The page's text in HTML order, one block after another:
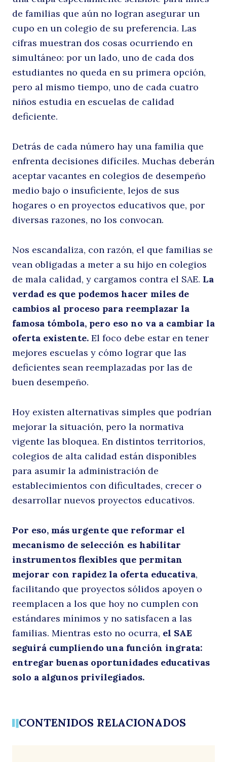
el
Buscar
de familias que aún no logran asegurar un
cupo en un colegio de su preferencia. Las
cifras muestran dos cosas ocurriendo en
simultáneo: por un lado, uno de cada dos
estudiantes no queda en su primera opción,
pero al mismo tiempo, uno de cada cuatro
niños estudia en escuelas de calidad
deficiente.
Detrás de cada número hay una familia que
enfrenta decisiones difíciles. Muchas deberán
aceptar vacantes en colegios de desempeño
medio bajo o insuficiente, lejos de sus
hogares o en proyectos educativos que, por
diversas razones, no los convocan.
Nos escandaliza, con razón, el que familias se
vean obligadas a meter a su hijo en colegios
de mala calidad, y cargamos contra el SAE. La
verdad es que podemos hacer miles de
cambios al proceso para reemplazar la
famosa tómbola, pero eso no va a cambiar la
oferta existente. El foco debe estar en tener
mejores escuelas y cómo lograr que las
deficientes sean reemplazadas por las de
buen desempeño.
Hoy existen alternativas simples que podrían
mejorar la situación, pero la normativa
vigente las bloquea. En distintos territorios,
colegios de alta calidad están disponibles
para asumir la administración de
establecimientos con dificultades, crecer o
desarrollar nuevos proyectos educativos.
Por eso, más urgente que reformar el
mecanismo de selección es habilitar
instrumentos flexibles que permitan
mejorar con rapidez la oferta educativa,
facilitando que proyectos sólidos apoyen o
reemplacen a los que hoy no cumplen con
estándares mínimos y no satisfacen a las
familias. Mientras esto no ocurra, el SAE
seguirá cumpliendo una función ingrata:
entregar buenas oportunidades educativas
solo a algunos privilegiados.
CONTENIDOS RELACIONADOS